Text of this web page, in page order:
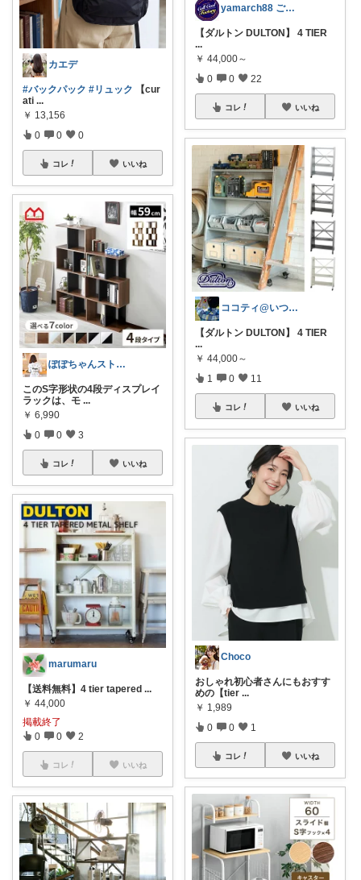
カエデ
#バックパック #リュック 【cur
ati ...
￥ 13,156
0 0 0
コレ いいね
ぽぽちゃんストア❤️100%フォロバ⭐️
このS字形状の4段ディスプレイ
ラックは、モ ...
￥ 6,990
0 0 3
コレ いいね
marumaru
【送料無料】4 tier tapered ...
￥ 44,000
掲載終了
0 0 2
コレ いいね
yamarch88 ご購入感謝です‼️
【ダルトン DULTON】 4 TIER
...
￥ 44,000～
0 0 22
コレ いいね
ココティ@いつもありがとうございます！😆
【ダルトン DULTON】 4 TIER
...
￥ 44,000～
1 0 11
コレ いいね
Choco
おしゃれ初心者さんにもおすす
めの【tier ...
￥ 1,989
0 0 1
コレ いいね